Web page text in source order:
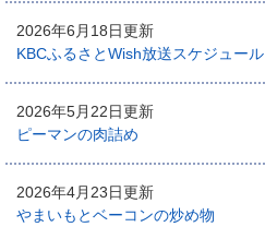
2026年6月18日更新
KBCふるさとWish放送スケジュール
2026年5月22日更新
ピーマンの肉詰め
2026年4月23日更新
やまいもとベーコンの炒め物